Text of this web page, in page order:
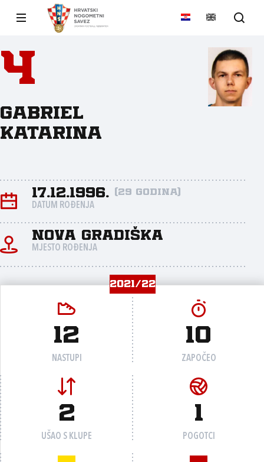
4
Gabriel
Katarina
17.12.1996. (29 godina)
DATUM ROĐENJA
NOVA GRADIŠKA
MJESTO ROĐENJA
2021/22
12
NASTUPI
10
ZAPOČEO
2
UŠAO S KLUPE
1
POGOTCI